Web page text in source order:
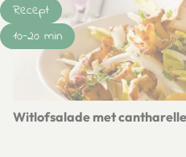
Witlofsalade met
Recept
10-20 min
Lees meer over